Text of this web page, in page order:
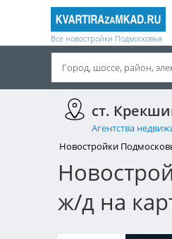
Все новостройки Подмосковья
Город, шоссе, район,
ст.
Агентства
Новостройки
ж/д на